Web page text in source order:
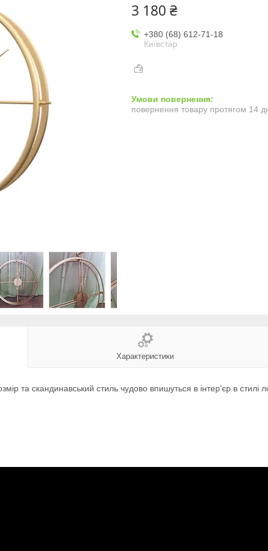
3 180 ₴
+380 (68) 612-71-18
Київстар
повернення товару протягом 14
Характеристики
та скандинавський стиль чудово впишуться в інтер'єр в стилі